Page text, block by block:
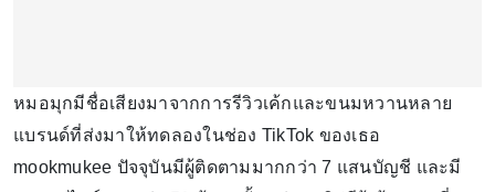
หมอมุกมีชื่อเสียงมาจากการรีวิวเค้กและขนมหวานหลาย
แบรนด์ที่ส่งมาให้ทดลองในช่อง TikTok ของเธอ
mookmukee ปัจจุบันมีผู้ติดตามมากกว่า 7 แสนบัญชี และมี